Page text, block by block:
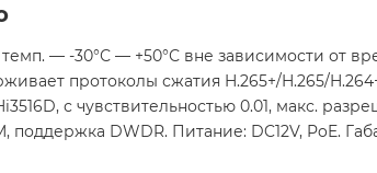
— -30°С — +50°С вне зависимости от
протоколы сжатия H.265+/H.265/
с чувствительностью 0.01, макс.
DWDR. Питание: DC12V, PoE.